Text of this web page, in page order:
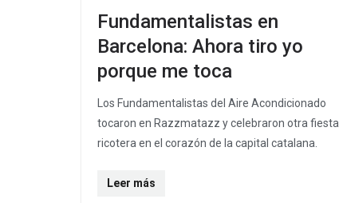
Fundamentalistas en
Barcelona: Ahora tiro yo
porque me toca
Los Fundamentalistas del Aire Acondicionado
tocaron en Razzmatazz y celebraron otra fiesta
ricotera en el corazón de la capital catalana.
Leer más